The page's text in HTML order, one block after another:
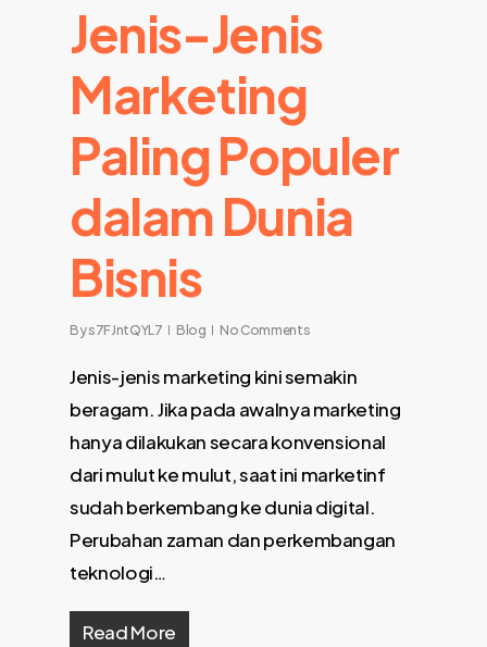
Jenis-Jenis
Marketing
Paling Populer
dalam Dunia
Bisnis
Bys7FJntQYL7 Blog No Comments
Jenis-jenis marketing kini semakin
beragam. Jika pada awalnya marketing
hanya dilakukan secara konvensional
dari mulut ke mulut, saat ini marketinf
sudah berkembang ke dunia digital.
Perubahan zaman dan perkembangan
teknologi…
Read More